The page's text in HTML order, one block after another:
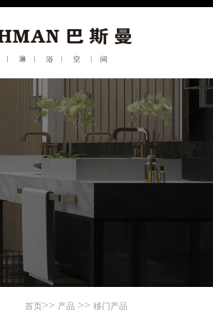
首页>> 产品 >> 移门产品